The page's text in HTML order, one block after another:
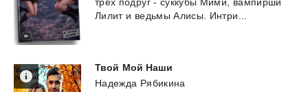
трёх подруг - суккубы Мими, вампирши
Лилит и ведьмы Алисы. Интри...
Твой Мой Наши
Надежда Рябикина